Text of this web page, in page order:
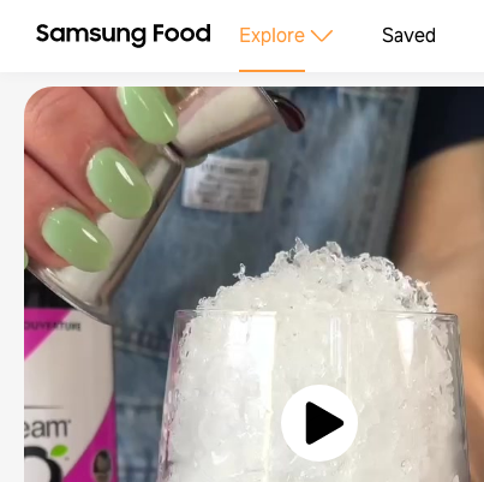
Explore Saved